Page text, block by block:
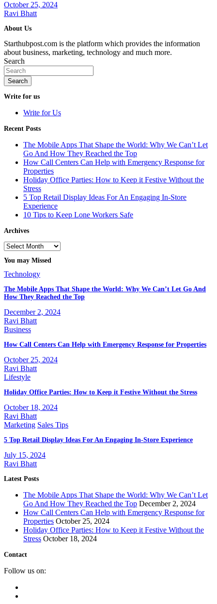
October 25, 2024
Ravi Bhatt
About Us
Starthubpost.com is the platform which provides the information
about business, marketing, technology and much more.
Search
Search
Write for us
Write for Us
Recent Posts
The Mobile Apps That Shape the World: Why We Can’t Let
Go And How They Reached the Top
How Call Centers Can Help with Emergency Response for
Properties
Holiday Office Parties: How to Keep it Festive Without the
Stress
5 Top Retail Display Ideas For An Engaging In-Store
Experience
10 Tips to Keep Lone Workers Safe
Archives
Archives
You may Missed
Technology
The Mobile Apps That Shape the World: Why We Can’t Let Go And
How They Reached the Top
December 2, 2024
Ravi Bhatt
Business
How Call Centers Can Help with Emergency Response for Properties
October 25, 2024
Ravi Bhatt
Lifestyle
Holiday Office Parties: How to Keep it Festive Without the Stress
October 18, 2024
Ravi Bhatt
Marketing Sales Tips
5 Top Retail Display Ideas For An Engaging In-Store Experience
July 15, 2024
Ravi Bhatt
Latest Posts
The Mobile Apps That Shape the World: Why We Can’t Let
Go And How They Reached the Top December 2, 2024
How Call Centers Can Help with Emergency Response for
Properties October 25, 2024
Holiday Office Parties: How to Keep it Festive Without the
Stress October 18, 2024
Contact
Follow us on: